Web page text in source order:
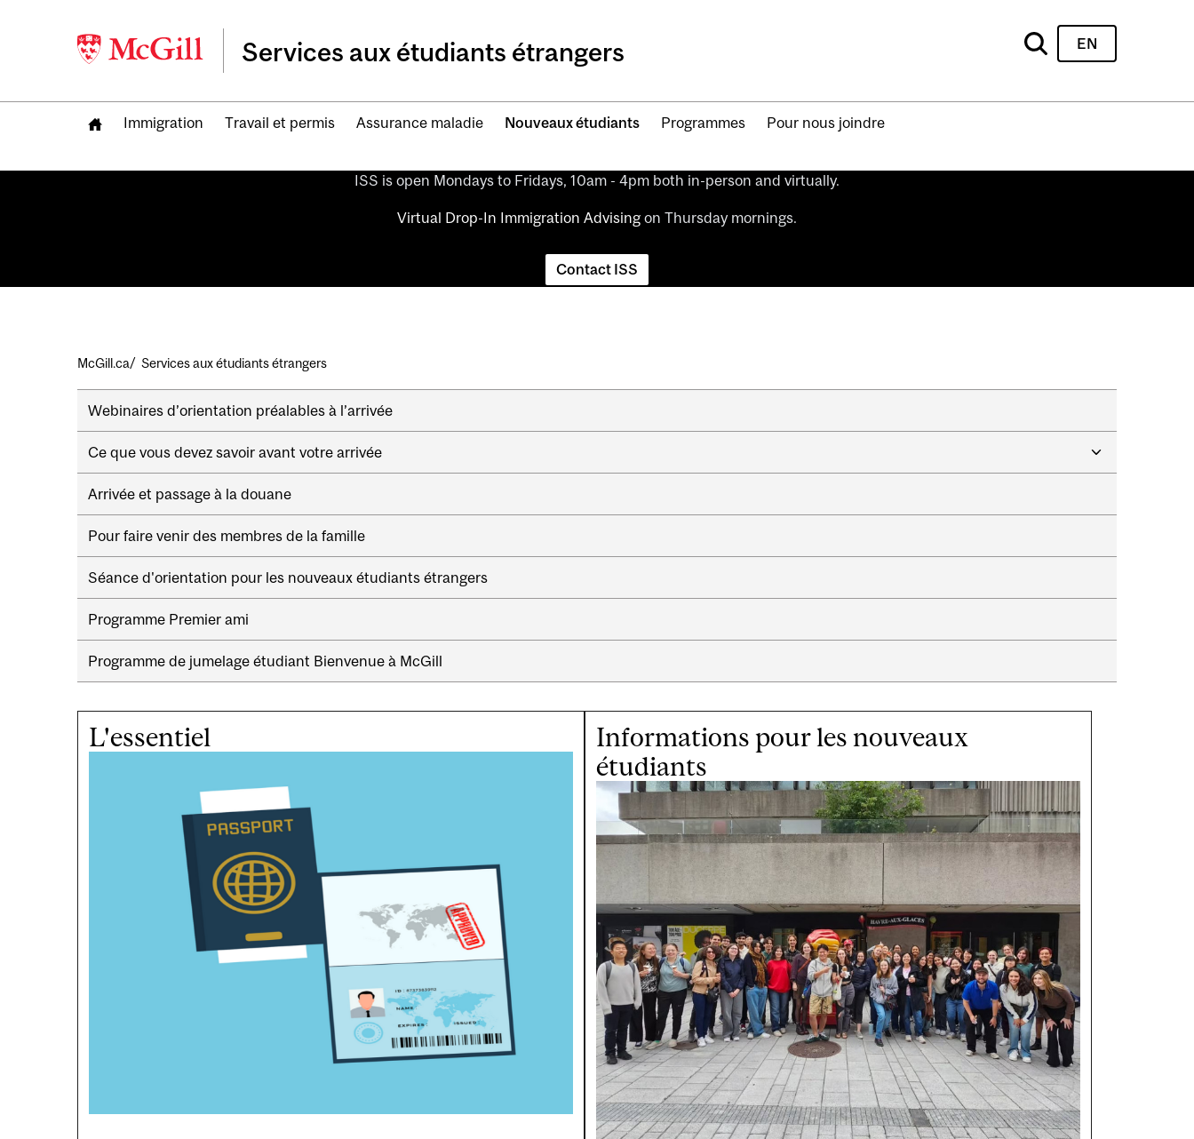
Services aux étudiants étrangers EN
Immigration Travail et permis Assurance maladie Nouveaux étudiants Programmes Pour nous joindre
ISS is open Mondays to Fridays, 10am - 4pm both in-person and virtually.
Virtual Drop-In Immigration Advising on Thursday mornings.
Contact ISS
Fil
d'Ariane
McGill.ca Services aux étudiants étrangers
Secondary
navigation
Webinaires d’orientation préalables à l’arrivée
Ce que vous devez savoir avant votre arrivée
Arrivée et passage à la douane
Pour faire venir des membres de la famille
Séance d'orientation pour les nouveaux étudiants étrangers
Programme Premier ami
Programme de jumelage étudiant Bienvenue à McGill
L'essentiel
Informations pour les nouveaux
étudiants
Image